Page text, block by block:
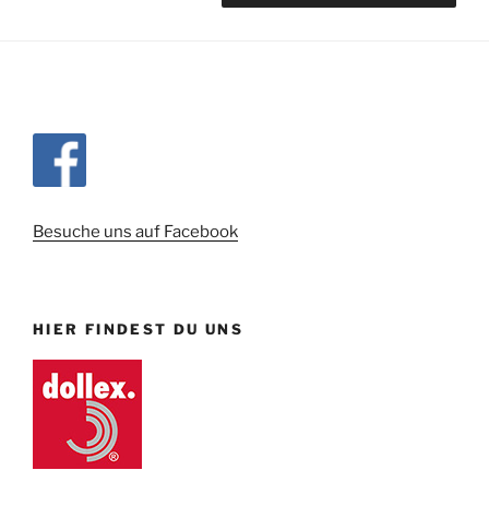
Besuche uns auf Facebook
HIER FINDEST DU UNS